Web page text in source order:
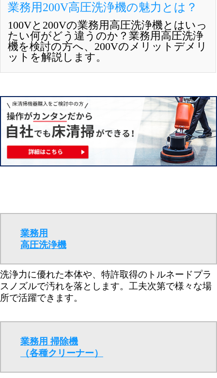
業務用200V高圧洗浄機の魅力とは？
100Vと200Vの業務用高圧洗浄機とはいっ
たい何がどう違うのか？業務用高圧洗浄
機を検討の方へ、200Vのメリットデメリ
ットを解説します。
業務用
高圧洗浄機
洗浄力に優れた本体や、特許取得のトルネードプラ
スノズルで汚れを落とします。工夫次第で様々な場
所で活躍できます。
業務用 掃除機
（各種クリーナー）